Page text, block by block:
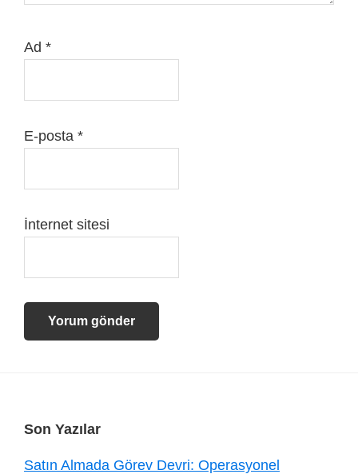
Ad *
E-posta *
İnternet sitesi
Footer
Son Yazılar
Satın Almada Görev Devri: Operasyonel